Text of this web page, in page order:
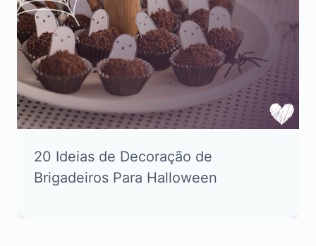
20 Ideias de Decoração de
Brigadeiros Para Halloween